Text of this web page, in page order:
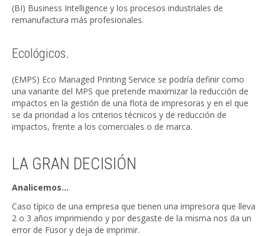
(BI) Business Intelligence y los procesos industriales de
remanufactura más profesionales.
Ecológicos.
(EMPS) Eco Managed Printing Service se podría definir como
una variante del MPS que pretende maximizar la reducción de
impactos en la gestión de una flota de impresoras y en el que
se da prioridad a los criterios técnicos y de reducción de
impactos, frente a los comerciales o de marca.
LA GRAN DECISIÓN
Analicemos…
Caso típico de una empresa que tienen una impresora que lleva
2 o 3 años imprimiendo y por desgaste de la misma nos da un
error de Fusor y deja de imprimir.